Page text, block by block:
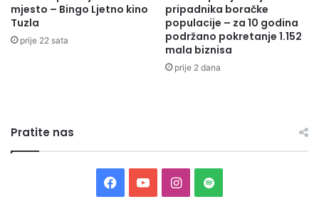
mjesto – Bingo Ljetno kino
Tuzla
prije 22 sata
pripadnika boračke
populacije – za 10 godina
podržano pokretanje 1.152
mala biznisa
prije 2 dana
Pratite nas
Facebook
YouTubeInstagram
Spotify